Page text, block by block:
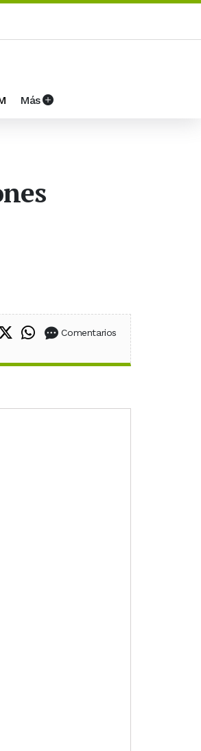
Más
en Facebook
Compartir en X (Twitter)
Compartir en WhatsApp
Comentarios